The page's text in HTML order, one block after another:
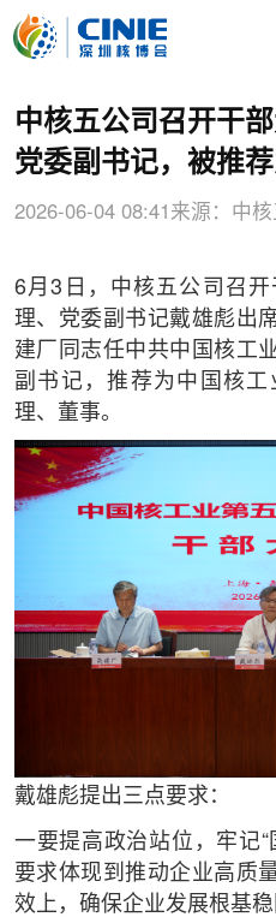
中核五公司召开干
党委副书记，被推
2026-06-04 08:41 来源：中核
6月3日，中核五公司召
理、党委副书记戴雄彪出
建厂同志任中共中国核工
副书记，推荐为中国核
理、董事。
戴雄彪提出三点要求：
一要提高政治站位，牢记
要求体现到推动企业高质
效上，确保企业发展根基